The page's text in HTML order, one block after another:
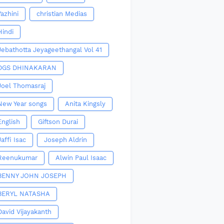
christian Medias
Jeyageethangal Vol 41
DHINAKARAN
Thomasraj
Year songs Anita Kingsly
Giftson Durai
Isac Joseph Aldrin
Alwin Paul Isaac
JOHN JOSEPH
NATASHA
Vijayakanth